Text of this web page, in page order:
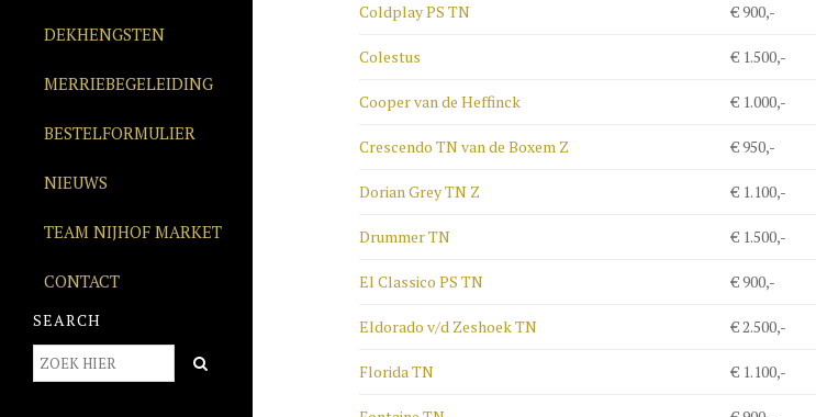
DEKHENGSTEN
MERRIEBEGELEIDING
BESTELFORMULIER
NIEUWS
TEAM NIJHOF MARKET
CONTACT
SEARCH
Coldplay PS TN € 900,-
Colestus € 1.500,-
Cooper van de Heffinck € 1.000,-
Crescendo TN van de Boxem Z € 950,-
Dorian Grey TN Z € 1.100,-
Drummer TN € 1.500,-
El Classico PS TN € 900,-
Eldorado v/d Zeshoek TN € 2.500,-
Florida TN € 1.100,-